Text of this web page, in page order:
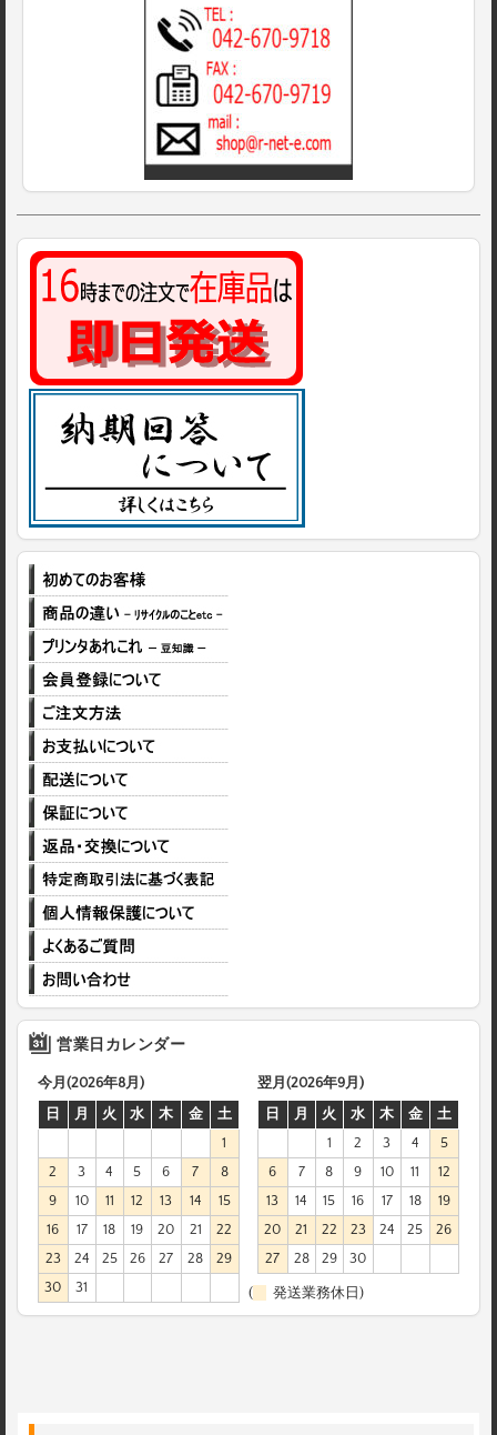
営業日カレンダー
今月(2026年8月)
日
月 火 水 木 金
土
1
2
3 4 5 6 7
8
9
10 11 12 13 14
15
16
17 18 19 20 21
22
23
24 25 26 27 28
29
30
31
翌月(2026年9月)
日
月 火 水 木 金
土
1
2 3 4
5
6
7 8 9 10 11
12
13
14 15 16 17 18
19
20
21 22 23 24 25
26
27
28 29 30
( 発送業務休日)